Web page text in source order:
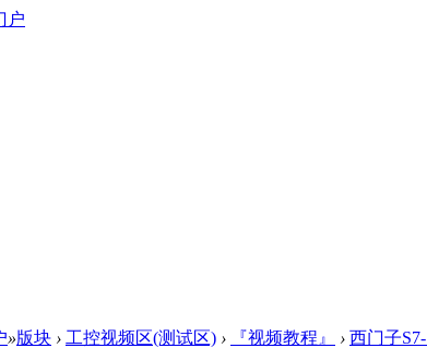
»版块 › 工控视频区(测试区) › 『视频教程』 › 西门子